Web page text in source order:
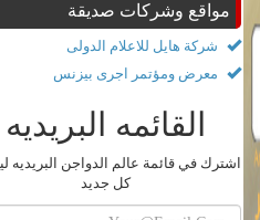
مواقع وشركات صديقة
شركة هايل للاعلام الدولى
معرض ومؤتمر اجرى بيزنس
القائمه البريديه
اشترك في قائمة عالم الدواجن البريديه
كل جديد